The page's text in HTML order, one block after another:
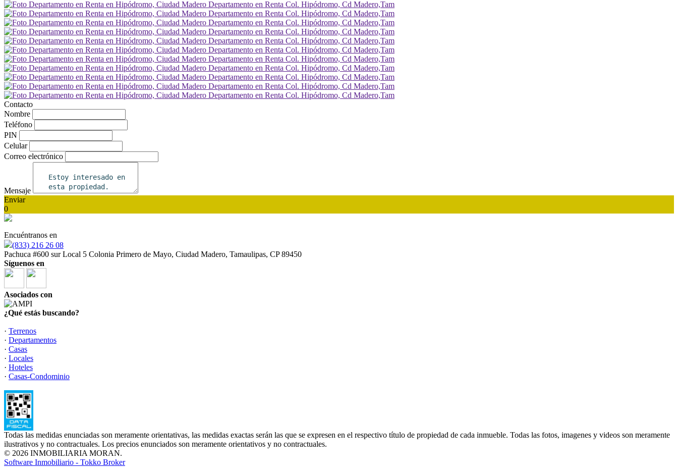
Contacto
Nombre
Teléfono
PIN
Celular
Correo electrónico
Mensaje
Enviar
0
Encuéntranos en
(833) 216 26 08
Pachuca #600 sur Local 5 Colonia Primero de Mayo, Ciudad Madero, Tamaulipas, CP 89450
Síguenos en
Asociados con
¿Qué estás buscando?
· Terrenos
· Departamentos
· Casas
· Locales
· Hoteles
· Casas-Condominio
Todas las medidas enunciadas son meramente orientativas, las medidas exactas serán las que se expresen en el respectivo título de propiedad de cada inmueble. Todas las fotos, imagenes y videos son meramente
ilustrativos y no contractuales. Los precios enunciados son meramente orientativos y no contractuales.
© 2026 INMOBILIARIA MORAN.
Software Inmobiliario - Tokko Broker